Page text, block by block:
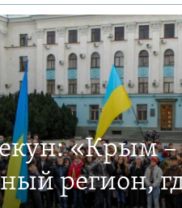
«Крым –
регион,